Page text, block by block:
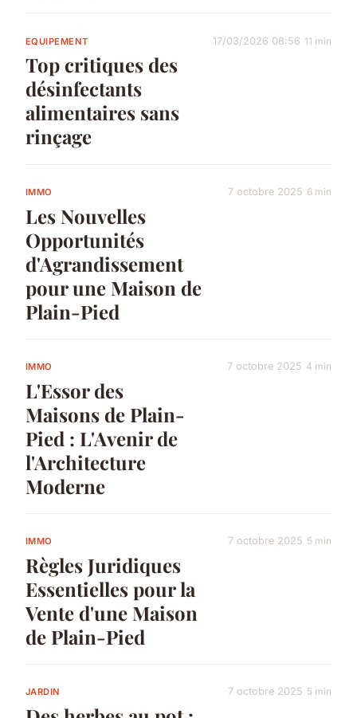
EQUIPEMENT
Top critiques des
désinfectants
alimentaires sans
rinçage
17/03/2026 08:56 11 min
IMMO
Les Nouvelles
Opportunités
d'Agrandissement
pour une Maison de
Plain-Pied
7 octobre 2025 6 min
IMMO
L'Essor des
Maisons de Plain-
Pied : L'Avenir de
l'Architecture
Moderne
7 octobre 2025 4 min
IMMO
Règles Juridiques
Essentielles pour la
Vente d'une Maison
de Plain-Pied
7 octobre 2025 5 min
JARDIN 7 octobre 2025 5 min